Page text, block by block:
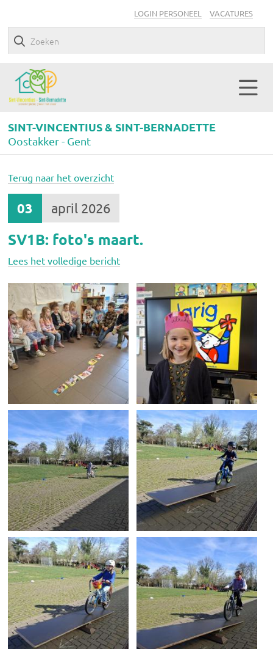
LOGIN PERSONEEL VACATURES
SINT-VINCENTIUS & SINT-BERNADETTE
Oostakker - Gent
Terug naar het overzicht
03 april 2026
SV1B: foto's maart.
Lees het volledige bericht